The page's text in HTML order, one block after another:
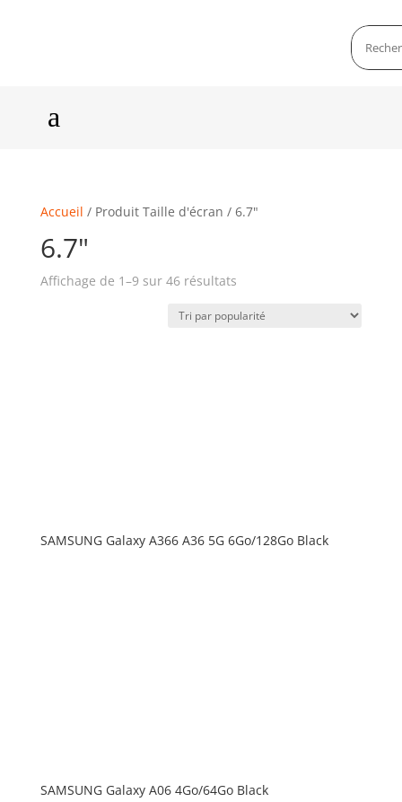
a
Accueil / Produit Taille d'écran / 6.7"
6.7"
Affichage de 1–9 sur 46 résultats
SAMSUNG Galaxy A366 A36 5G 6Go/128Go Black
SAMSUNG Galaxy A06 4Go/64Go Black